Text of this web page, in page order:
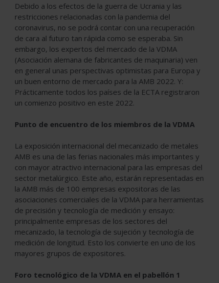
Debido a los efectos de la guerra de Ucrania y las
restricciones relacionadas con la pandemia del
coronavirus, no se podrá contar con una recuperación
de cara al futuro tan rápida como se esperaba. Sin
embargo, los expertos del mercado de la VDMA
(Asociación alemana de fabricantes de maquinaria) ven
en general unas perspectivas optimistas para Europa y
un buen entorno de mercado para la AMB 2022. Y:
Prácticamente todos los países de la ECTA registraron
un comienzo positivo en este 2022.
Punto de encuentro de los miembros de la VDMA
La exposición internacional del mecanizado de metales
AMB es una de las ferias nacionales más importantes y
con mayor atractivo internacional para las empresas del
sector metalúrgico. Este año, estarán representadas en
la AMB más de 100 empresas expositoras de las
asociaciones comerciales de la VDMA para herramientas
de precisión y tecnología de medición y ensayo:
principalmente empresas de los sectores del
mecanizado, la tecnología de sujeción y tecnología de
medición de longitud. Esto los convierte en uno de los
mayores grupos de expositores.
Foro tecnológico de la VDMA en el pabellón 1